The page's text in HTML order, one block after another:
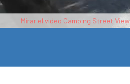
Mirar el video Camping Street View